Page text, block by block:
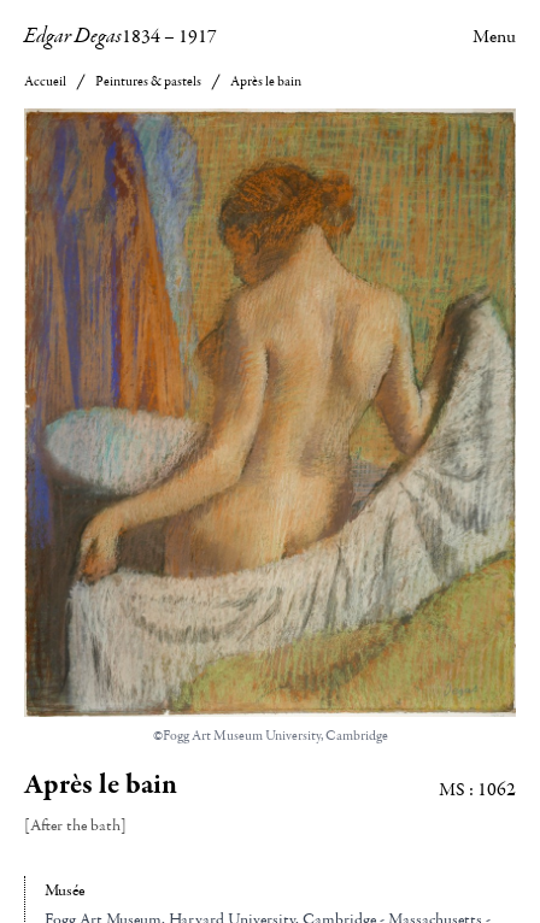
Edgar Degas1834– 1917 Menu
Accueil Peintures & pastels Après le bain
©Fogg Art Museum University, Cambridge
Après le bain
[After the bath]
MS : 1062
Musée